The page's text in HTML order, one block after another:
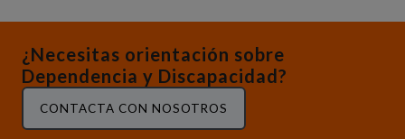
¿Necesitas orientación sobre
Dependencia y Discapacidad?
CONTACTA CON NOSOTROS